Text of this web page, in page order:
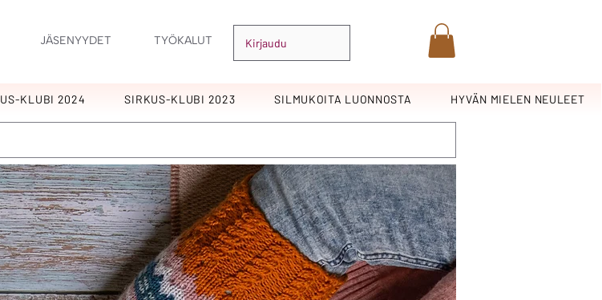
JÄSENYYDET TYÖKALUT Kirjaudu
KLUBI 2024 SIRKUS-KLUBI 2023 SILMUKOITA LUONNOSTA HYVÄN MIELEN NEULEET